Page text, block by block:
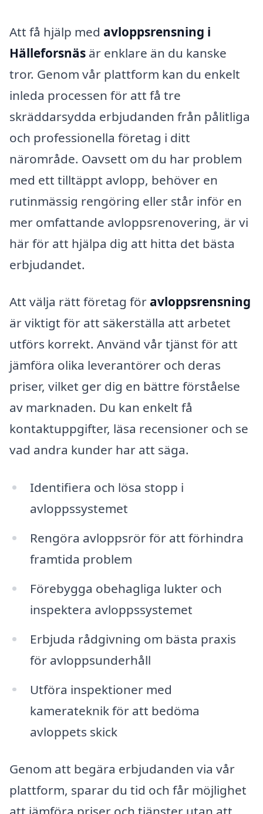
Att få hjälp med avloppsrensning i
Hälleforsnäs är enklare än du kanske
tror. Genom vår plattform kan du enkelt
inleda processen för att få tre
skräddarsydda erbjudanden från pålitliga
och professionella företag i ditt
närområde. Oavsett om du har problem
med ett tilltäppt avlopp, behöver en
rutinmässig rengöring eller står inför en
mer omfattande avloppsrenovering, är vi
här för att hjälpa dig att hitta det bästa
erbjudandet.
Att välja rätt företag för avloppsrensning
är viktigt för att säkerställa att arbetet
utförs korrekt. Använd vår tjänst för att
jämföra olika leverantörer och deras
priser, vilket ger dig en bättre förståelse
av marknaden. Du kan enkelt få
kontaktuppgifter, läsa recensioner och se
vad andra kunder har att säga.
Identifiera och lösa stopp i
avloppssystemet
Rengöra avloppsrör för att förhindra
framtida problem
Förebygga obehagliga lukter och
inspektera avloppssystemet
Erbjuda rådgivning om bästa praxis
för avloppsunderhåll
Utföra inspektioner med
kamerateknik för att bedöma
avloppets skick
Genom att begära erbjudanden via vår
plattform, sparar du tid och får möjlighet